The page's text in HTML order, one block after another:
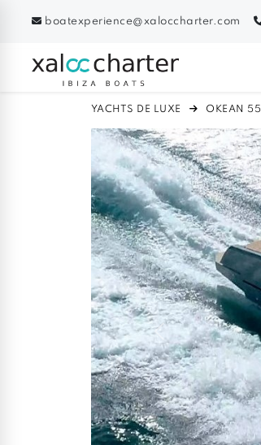
boatexperience@xaloccharter.com
YACHTS DE LUXE OKEAN 55
Previous